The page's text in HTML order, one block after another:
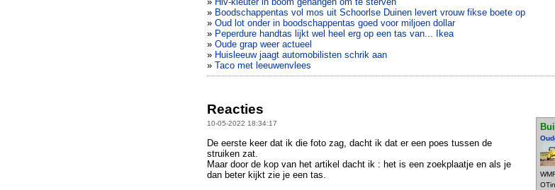
» Boodschappentas vol mos uit Schoorlse Duinen levert vrouw fikse boete op
» Oud lot onder in boodschappentas goed voor miljoen dollar
» Peperdure handtas lijkt wel heel erg op een tas van... Ikea
» Oude grap weer actueel
» Huisleeuw jaagt automobilisten schrik aan
» Taco met leeuwenvlees
Reacties
10-05-2022 18:34:17
De eerste keer dat ik die foto zag, dacht ik dat er een poes tussen de
struiken zat.
Maar door de kop van het artikel dacht ik : het is een zoekplaatje en als je
dan beter kijkt zie je een tas.